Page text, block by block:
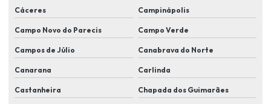
Instalação de alarme residencial
Instalação de alarmes comerciais
Instalação de câmera de segurança em lucas do rio verde
Instalação de câmeras e alarmes
Instalação de câmeras alarmes e cerca elétrica
Cáceres Campinápolis
Campo Novo do Parecis Campo Verde
Campos de Júlio Canabrava do Norte
Canarana Carlinda
Castanheira Chapada dos Guimarães